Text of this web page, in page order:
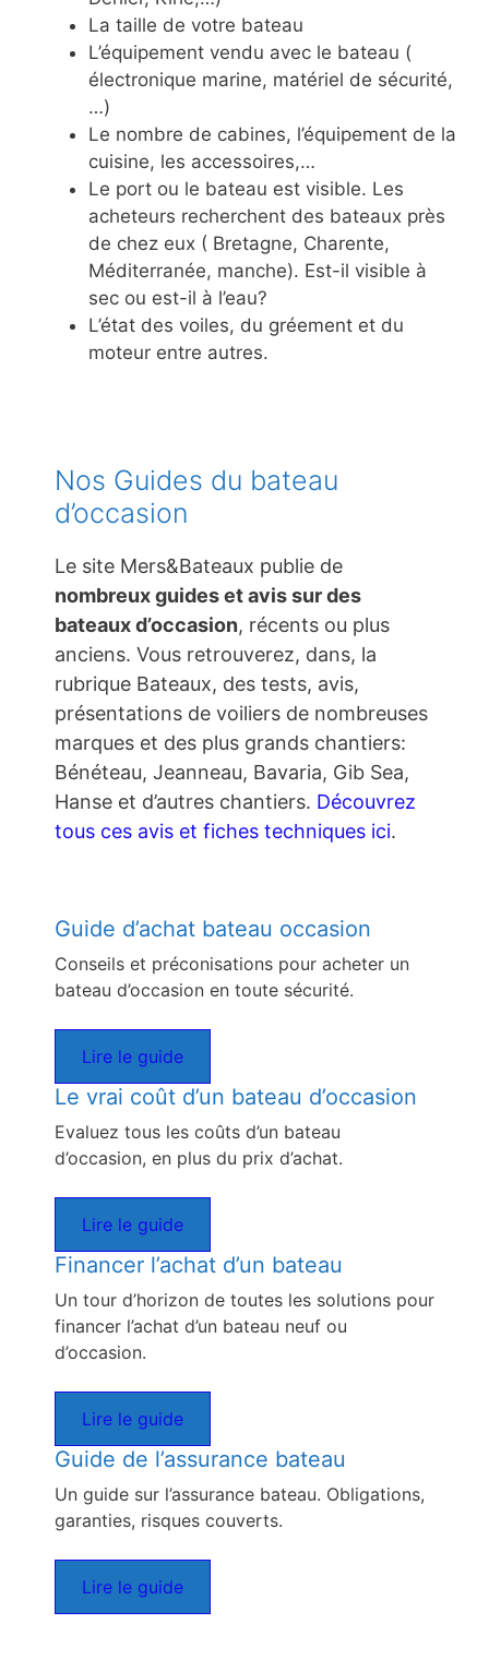
La taille de votre bateau
L’équipement vendu avec le bateau (
électronique marine, matériel de sécurité,
…)
Le nombre de cabines, l’équipement de la
cuisine, les accessoires,…
Le port ou le bateau est visible. Les
acheteurs recherchent des bateaux près
de chez eux ( Bretagne, Charente,
Méditerranée, manche). Est-il visible à
sec ou est-il à l’eau?
L’état des voiles, du gréement et du
moteur entre autres.
Nos Guides du bateau
d’occasion
Le site Mers&Bateaux publie de
nombreux guides et avis sur des
bateaux d’occasion, récents ou plus
anciens. Vous retrouverez, dans, la
rubrique Bateaux, des tests, avis,
présentations de voiliers de nombreuses
marques et des plus grands chantiers:
Bénéteau, Jeanneau, Bavaria, Gib Sea,
Hanse et d’autres chantiers. Découvrez
tous ces avis et fiches techniques ici.
Guide d’achat bateau occasion
Conseils et préconisations pour acheter un
bateau d’occasion en toute sécurité.
Lire le guide
Le vrai coût d’un bateau d’occasion
Evaluez tous les coûts d’un bateau
d’occasion, en plus du prix d’achat.
Lire le guide
Financer l’achat d’un bateau
Un tour d’horizon de toutes les solutions pour
financer l’achat d’un bateau neuf ou
d’occasion.
Lire le guide
Guide de l’assurance bateau
Un guide sur l’assurance bateau. Obligations,
garanties, risques couverts.
Lire le guide